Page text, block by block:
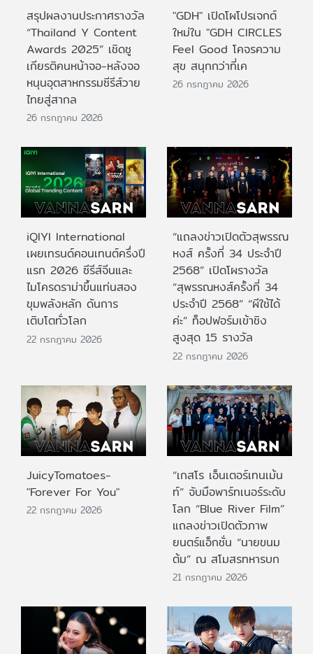
สรุปผลงานประกาศรางวัล
“Thailand Y Content
Awards 2025” เชิดชู
เกียรติคนหน้าจอ-หลังจอ
หนุนอุตสาหกรรมซีรีส์วาย
ไทยสู่สากล
26 กรกฎาคม 2026
"GDH" เปิดโผโปรเจกต์
ใหม่ใน "GDH CIRCLES
Feel Good โคจรความ
สุข สนุกกว่าที่เค
26 กรกฎาคม 2026
iQIYI International
เผยเทรนด์คอนเทนต์ครึ่งปี
แรก 2026 ซีรีส์จีนและ
ไมโครดราม่าขึ้นแท่นสอง
ขุมพลังหลัก ดันการ
เติบโตทั่วโลก
22 กรกฎาคม 2026
“แถลงข่าวเปิดตัวสุพรรณ
หงส์ ครั้งที่ 34 ประจำปี
2568” เปิดโผรางวัล
“สุพรรณหงส์ครั้งที่ 34
ประจำปี 2568” “ผีใช้ได้
ค่ะ” ท็อปฟอร์มเข้าชิง
สูงสุด 15 รางวัล
22 กรกฎาคม 2026
JuicyTomatoes-
"Forever For You"
22 กรกฎาคม 2026
“เกสโร เอ็นเตอร์เทนเม้น
ท์” จับมือพาร์ทเนอร์ระดับ
โลก “Blue River Film”
แถลงข่าวเปิดตัวภาพ
ยนตร์แอ็กชั่น “นายขนม
ต้ม” ณ สโมสรทหารบก
21 กรกฎาคม 2026